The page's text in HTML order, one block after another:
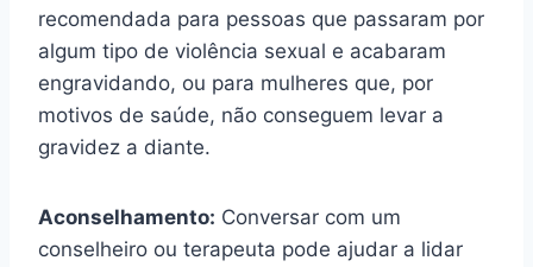
recomendada para pessoas que passaram por
algum tipo de violência sexual e acabaram
engravidando, ou para mulheres que, por
motivos de saúde, não conseguem levar a
gravidez a diante.
Aconselhamento: Conversar com um
conselheiro ou terapeuta pode ajudar a lidar